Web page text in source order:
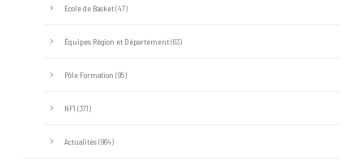
Ecole de Basket(47)
Équipes Région et Département(63)
Pôle Formation (95)
NF1 (371)
Actualités(964)